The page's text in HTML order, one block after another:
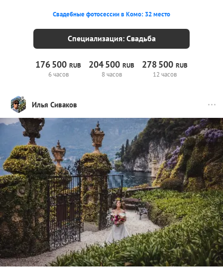
Свадебные фотосессии в Комо: 32 место
Специализация: Свадьба
176500RUB
6 часов
204500 RUB
8 часов
278 500 RUB
12 часов
Илья Сиваков